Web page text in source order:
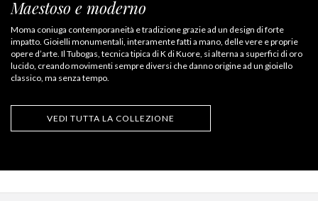
Maestoso e moderno
Moma coniuga contemporaneità e tradizione grazie ad un design di forte
impatto. Gioielli monumentali, interamente fatti a mano, delle vere e proprie
opere d’arte. Il Tubogas, tecnica tipica di K di Kuore, si alterna a superfici di oro
lucido, creando movimenti sempre diversi che danno origine ad un gioiello
classico, ma senza tempo.
VEDI TUTTA LA COLLEZIONE